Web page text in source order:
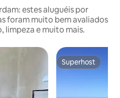
estes aluguéis por
foram muito bem avaliados
limpeza e muito mais.
Superhost
Superhost